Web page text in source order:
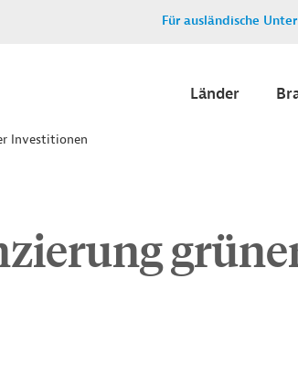
Für ausländische
Länder
Investitionen